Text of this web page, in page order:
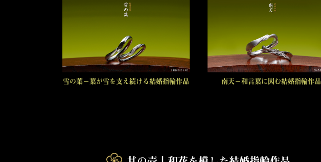
雪の葉－葉が雪を支え続ける結婚指輪作品 南天－和言葉に因む結婚指輪作品